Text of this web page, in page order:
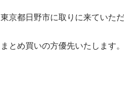
東京都日野市に取りに来ていた
まとめ買いの方優先いたします。